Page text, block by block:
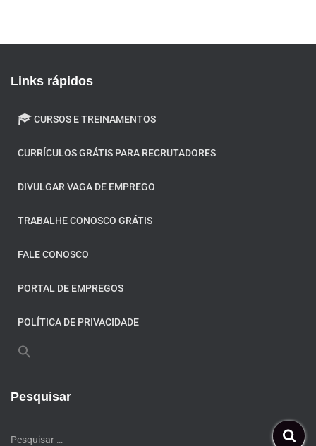
Links rápidos
CURSOS E TREINAMENTOS
CURRÍCULOS GRÁTIS PARA RECRUTADORES
DIVULGAR VAGA DE EMPREGO
TRABALHE CONOSCO GRÁTIS
FALE CONOSCO
PORTAL DE EMPREGOS
POLÍTICA DE PRIVACIDADE
Pesquisar
Pesquisar …